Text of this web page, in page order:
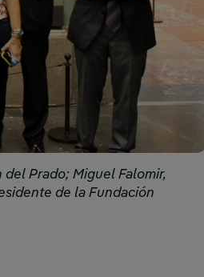
Prado; Miguel Falomir,
de la Fundación